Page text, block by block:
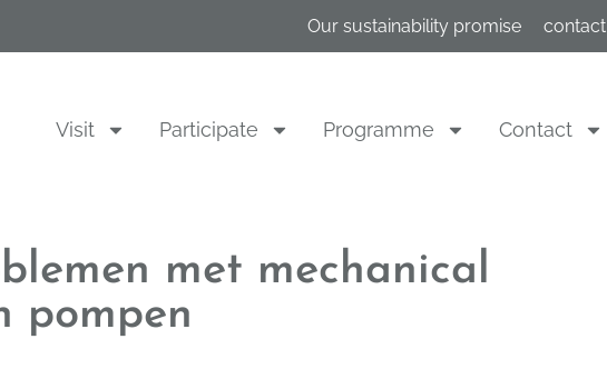
Our sustainability promise contact
Visit Participate Programme Contact
met mechanical
pompen